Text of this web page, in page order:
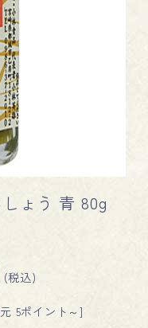
ょう 青 80g
(税込)
5ポイント～]